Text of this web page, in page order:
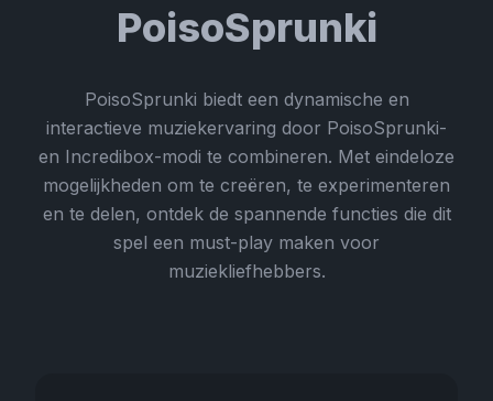
PoisoSprunki
PoisoSprunki biedt een dynamische en
interactieve muziekervaring door PoisoSprunki-
en Incredibox-modi te combineren. Met eindeloze
mogelijkheden om te creëren, te experimenteren
en te delen, ontdek de spannende functies die dit
spel een must-play maken voor
muziekliefhebbers.